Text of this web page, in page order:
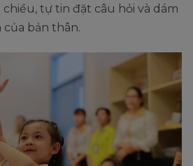
tự tin đặt câu hỏi và dám
bản thân.